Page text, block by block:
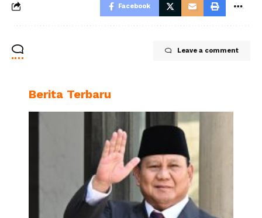
Facebook
Leave a comment
Berita Terbaru